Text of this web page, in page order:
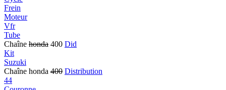
Frein
Moteur
Vfr
Tube
Chaîne honda 400 Did
Kit
Suzuki
Chaîne honda 400 Distribution
44